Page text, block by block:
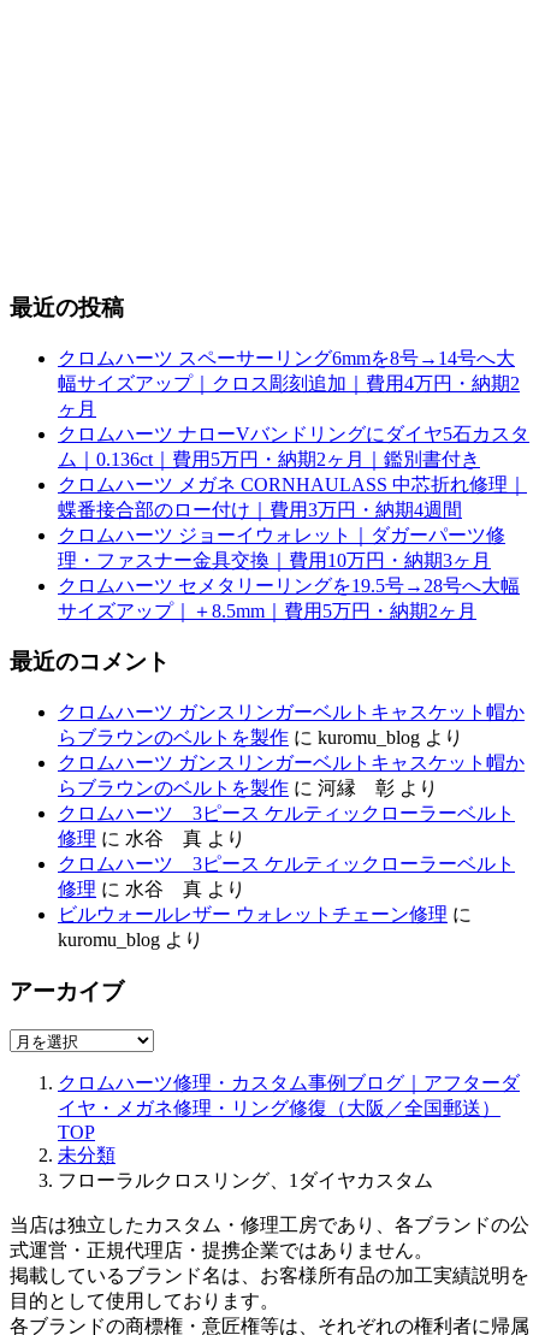
最近の投稿
クロムハーツ スペーサーリング6mmを8号→14号へ大
幅サイズアップ｜クロス彫刻追加｜費用4万円・納期2
ヶ月
クロムハーツ ナローVバンドリングにダイヤ5石カスタ
ム｜0.136ct｜費用5万円・納期2ヶ月｜鑑別書付き
クロムハーツ メガネ CORNHAULASS 中芯折れ修理｜
蝶番接合部のロー付け｜費用3万円・納期4週間
クロムハーツ ジョーイウォレット｜ダガーパーツ修
理・ファスナー金具交換｜費用10万円・納期3ヶ月
クロムハーツ セメタリーリングを19.5号→28号へ大幅
サイズアップ｜＋8.5mm｜費用5万円・納期2ヶ月
最近のコメント
クロムハーツ ガンスリンガーベルトキャスケット帽か
らブラウンのベルトを製作 に kuromu_blog より
クロムハーツ ガンスリンガーベルトキャスケット帽か
らブラウンのベルトを製作 に 河縁 彰 より
クロムハーツ 3ピース ケルティックローラーベルト
修理 に 水谷 真 より
クロムハーツ 3ピース ケルティックローラーベルト
修理 に 水谷 真 より
ビルウォールレザー ウォレットチェーン修理 に
kuromu_blog より
アーカイブ
ア
クロムハーツ修理・カスタム事例ブログ｜アフターダ
イヤ・メガネ修理・リング修復（大阪／全国郵送）
TOP
未分類
フローラルクロスリング、1ダイヤカスタム
当店は独立したカスタム・修理工房であり、各ブランドの公
式運営・正規代理店・提携企業ではありません。
掲載しているブランド名は、お客様所有品の加工実績説明を
目的として使用しております。
各ブランドの商標権・意匠権等は、それぞれの権利者に帰属